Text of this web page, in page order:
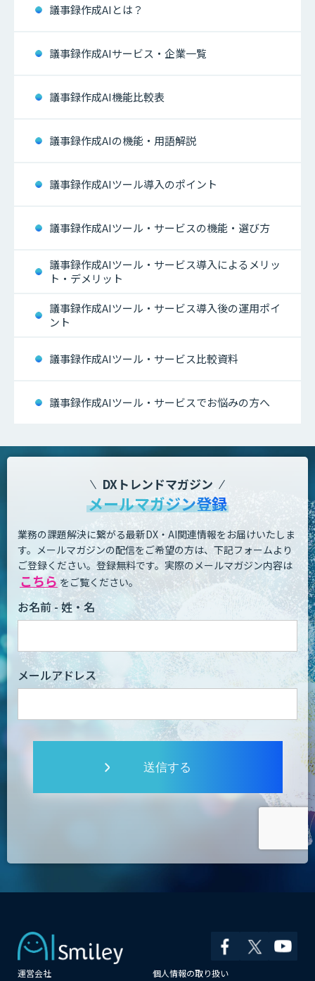
議事録作成AIとは？
議事録作成AIサービス・企業一覧
議事録作成AI機能比較表
議事録作成AIの機能・用語解説
議事録作成AIツール導入のポイント
議事録作成AIツール・サービスの機能・選び方
議事録作成AIツール・サービス導入によるメリッ
ト・デメリット
議事録作成AIツール・サービス導入後の運用ポイ
ント
議事録作成AIツール・サービス比較資料
議事録作成AIツール・サービスでお悩みの方へ
DXトレンドマガジン
メールマガジン登録
業務の課題解決に繋がる最新DX・AI関連情報をお届けいたしま
す。 メールマガジンの配信をご希望の方は、下記フォームより
ご登録ください。登録無料です。 実際のメールマガジン内容は
こちら をご覧ください。
お名前 - 姓・名
メールアドレス
送信する
運営会社 個人情報の取り扱い